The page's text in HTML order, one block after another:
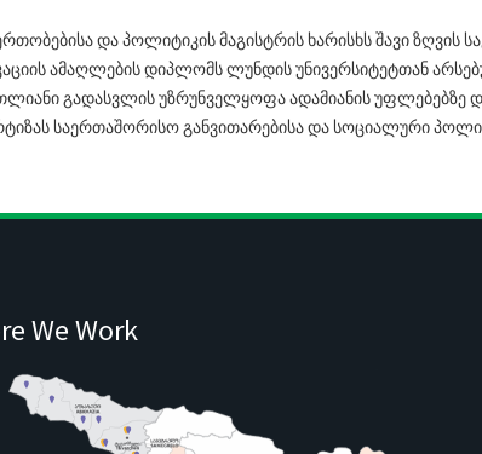
და პოლიტიკის მაგისტრის ხარისხს შავი ზღვის
ამაღლების დიპლომს ლუნდის უნივერსიტეტთან
გადასვლის უზრუნველყოფა ადამიანის უფლებებზე
საერთაშორისო განვითარებისა და სოციალური
We Work